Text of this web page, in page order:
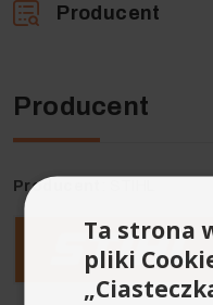
Producent
Producent
Producent
Ta strona
pliki